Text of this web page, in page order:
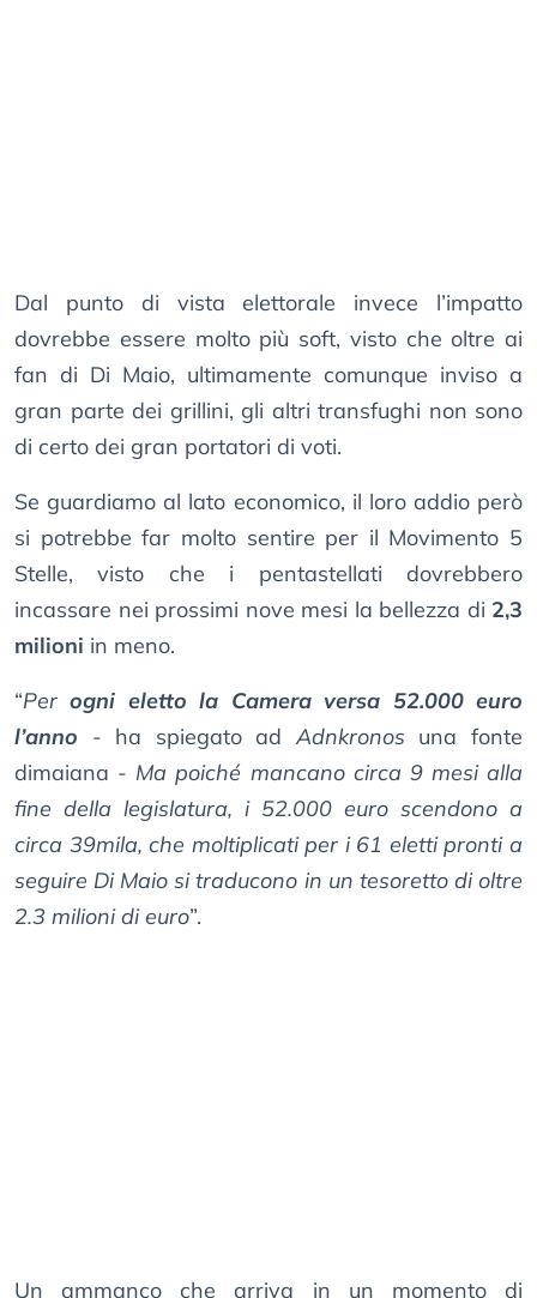
Dal punto di vista elettorale invece l’impatto
dovrebbe essere molto più soft, visto che oltre ai
fan di Di Maio, ultimamente comunque inviso a
gran parte dei grillini, gli altri transfughi non sono
di certo dei gran portatori di voti.
Se guardiamo al lato economico, il loro addio però
si potrebbe far molto sentire per il Movimento 5
Stelle, visto che i pentastellati dovrebbero
incassare nei prossimi nove mesi la bellezza di 2,3
milioni in meno.
“Perogni eletto la Camera versa 52.000 euro
l’anno - ha spiegato adAdnkronos una fonte
dimaiana - Ma poiché mancano circa 9 mesi alla
fine della legislatura, i 52.000 euro scendono a
circa 39mila, che moltiplicati per i 61 eletti pronti a
seguire Di Maio si traducono in un tesoretto di oltre
2.3 milioni di euro”.
Un ammanco che arriva in un momento di